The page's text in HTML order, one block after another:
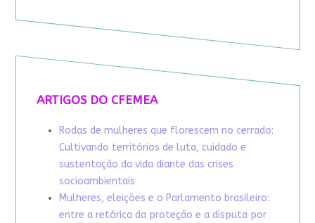
ARTIGOS DO CFEMEA
Rodas de mulheres que florescem no cerrado:
Cultivando territórios de luta, cuidado e
sustentação da vida diante das crises
socioambientais
Mulheres, eleições e o Parlamento brasileiro:
entre a retórica da proteção e a disputa por